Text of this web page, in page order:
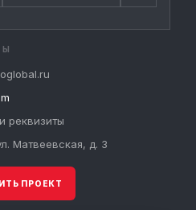
реквизиты
Матвеевская, д. 3
ПРОЕКТ